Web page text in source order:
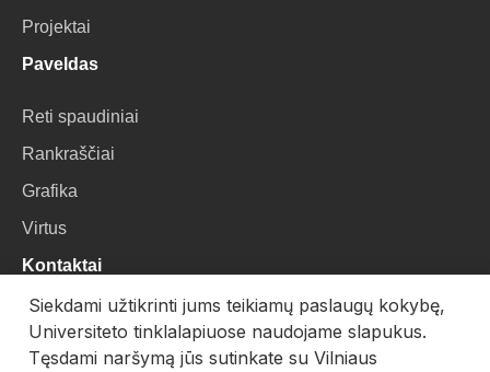
Projektai
Paveldas
Reti spaudiniai
Rankraščiai
Grafika
Virtus
Kontaktai
VU Biblioteka
Universiteto g. 3, LT-01122, Vilnius
Siekdami užtikrinti jums teikiamų paslaugų kokybę,
Universiteto tinklalapiuose naudojame slapukus.
Tęsdami naršymą jūs sutinkate su Vilniaus